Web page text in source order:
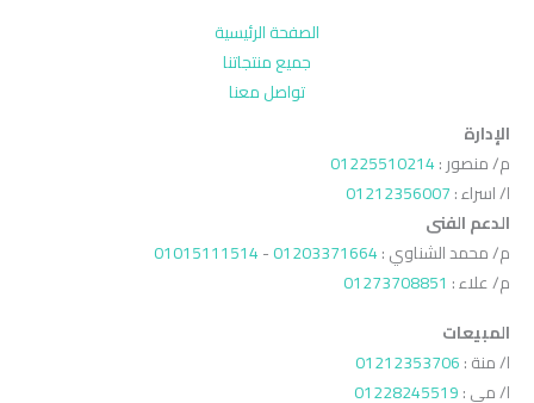
الصفحة الرئيسية
جميع منتجاتنا
تواصل معنا
الإدارة
م/ منصور :01225510214
ا/ اسراء :01212356007
الدعم الفنى
م/ محمد الشناوي :01203371664
-
01015111514
م/ علاء : 01273708851
المبيعات
ا/ منة :01212353706
ا/ مي :01228245519